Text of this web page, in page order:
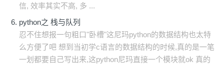
信, 效率其实不高, 多 ...
python之 栈与队列
忍不住想报一句粗口"卧槽"这尼玛python的数据结构也太特
么方便了吧 想到当初学c语言的数据结构的时候,真的是一笔
一划都要自己写出来,这python尼玛直接一个模块就ok 真的